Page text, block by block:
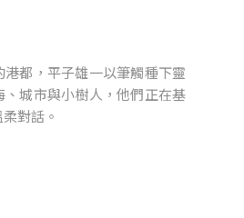
都，平子雄一以筆觸種下靈
、城市與小樹人，他們正在基
對話。